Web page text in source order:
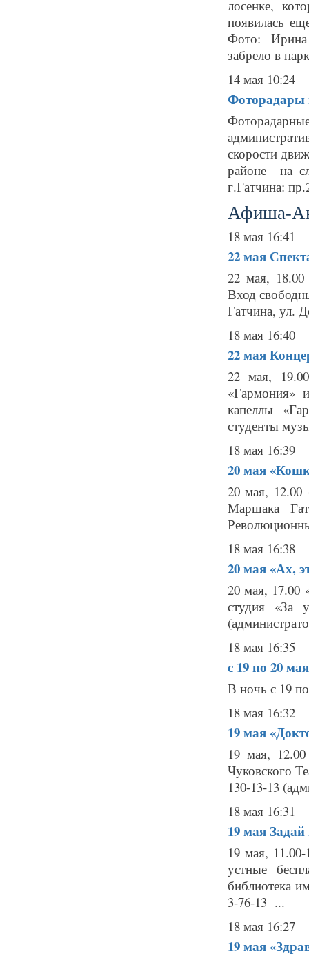
лосенке,
появилась
Фото: Ирина
забрело в
14 мая 10:24
Фоторадары
скорости
районе на
г.Гатчина:
Афиша-
18 мая 16:41
22 мая
22 мая, 18.00
Вход
Гатчина, ул.
18 мая 16:40
22 мая
22 мая,
«Гармония»
капеллы
студенты
18 мая 16:39
20 мая
20 мая,
Маршака
18 мая 16:38
20 мая«Ах,
20 мая, 17.00
студия «За
18 мая 16:35
с 19 по 20
В ночь с 19
18 мая 16:32
19 мая
19 мая,
Чуковского
130-13-13
18 мая 16:31
19 мая
19 мая,
устные
библиотека
3-76-13 ...
18 мая 16:27
19 мая